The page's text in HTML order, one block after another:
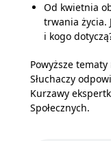
Od kwietnia
trwania życia.
i kogo
Powyższe
Słuchaczy
Kurzawy
Społecznych.